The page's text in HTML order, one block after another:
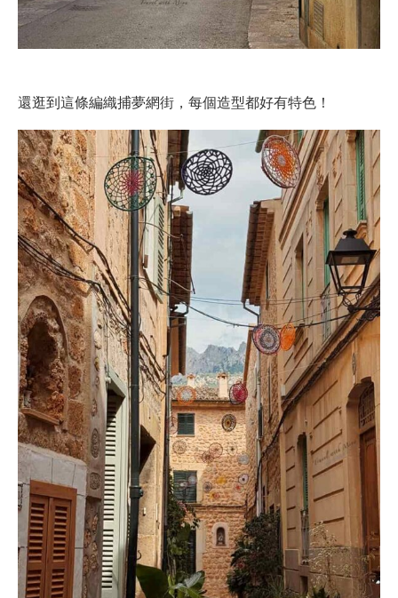
還逛到這條編織捕夢網街，每個造型都好有特色！